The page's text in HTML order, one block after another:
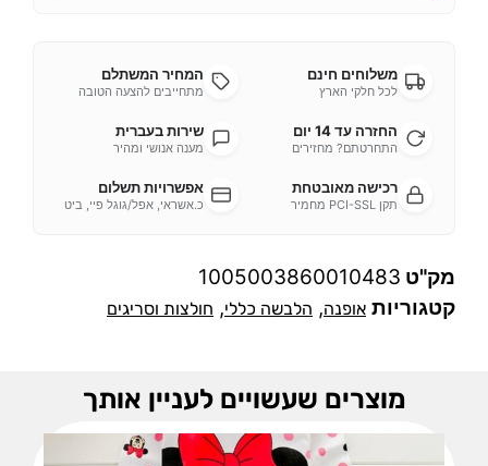
משלוחים חינם
לכל חלקי הארץ
המחיר המשתלם
מתחייבים להצעה הטובה
החזרה עד 14 יום
התחרטתם? מחזירים
שירות בעברית
מענה אנושי ומהיר
רכישה מאובטחת
תקן PCI-SSL מחמיר
אפשרויות תשלום
כ.אשראי, אפל/גוגל פיי, ביט
מק"ט 1005003860010483
קטגוריות אופנה, הלבשה כללי, חולצות וסריגים
מוצרים שעשויים לעניין אותך